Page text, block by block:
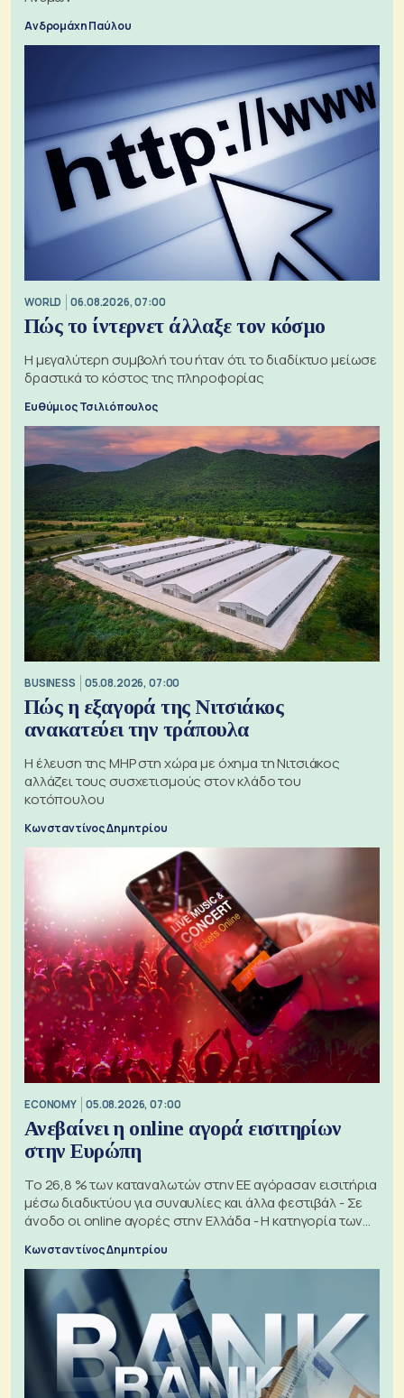
Ανδρομάχη Παύλου
WORLD 06.08.2026, 07:00
Πώς το ίντερνετ άλλαξε τον κόσμο
Η μεγαλύτερη συμβολή του ήταν ότι το διαδίκτυο μείωσε
δραστικά το κόστος της πληροφορίας
Ευθύμιος Τσιλιόπουλος
BUSINESS 05.08.2026, 07:00
Πώς η εξαγορά της Νιτσιάκος
ανακατεύει την τράπουλα
H έλευση της MHP στη χώρα με όχημα τη Νιτσιάκος
αλλάζει τους συσχετισμούς στον κλάδο του
κοτόπουλου
Κωνσταντίνος Δημητρίου
ECONOMY 05.08.2026, 07:00
Ανεβαίνει η online αγορά εισιτηρίων
στην Ευρώπη
Το 26,8 % των καταναλωτών στην ΕΕ αγόρασαν εισιτήρια
μέσω διαδικτύου για συναυλίες και άλλα φεστιβάλ - Σε
άνοδο οι online αγορές στην Ελλάδα - Η κατηγορία των
Κωνσταντίνος Δημητρίου